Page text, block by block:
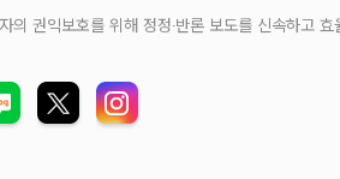
의 권익보호를 위해 정정‧반론 보도를 신속하고